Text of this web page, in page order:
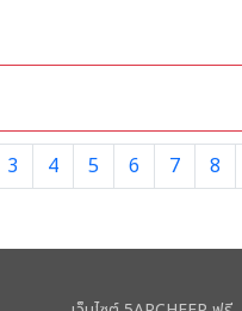
35 ปี
ำเป็นต้องมีประสบการณ์
น สามารถเลือกทำงานสาขาใก
3 4 5 6 7 8